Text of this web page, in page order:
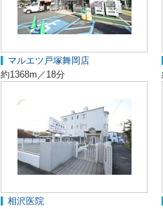
マルエツ戸塚舞岡店
約1368m／18分
相沢医院